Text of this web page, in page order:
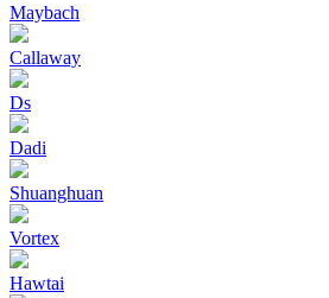
Maybach
Callaway
Ds
Dadi
Shuanghuan
Vortex
Hawtai